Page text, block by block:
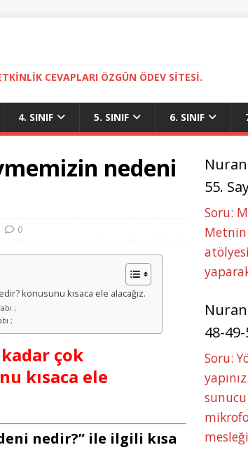
CEVAPLARI ÖZGÜN ÖDEV SITESI.
4. SINIF 5. SINIF 6. SINIF
nedeni
0
konusunu kısaca ele alacağız.
;
;
çok
kısaca ele
nedir?” ile ilgili kısa
Nuran
55.
Soru:
Nuran
48-
Soru: